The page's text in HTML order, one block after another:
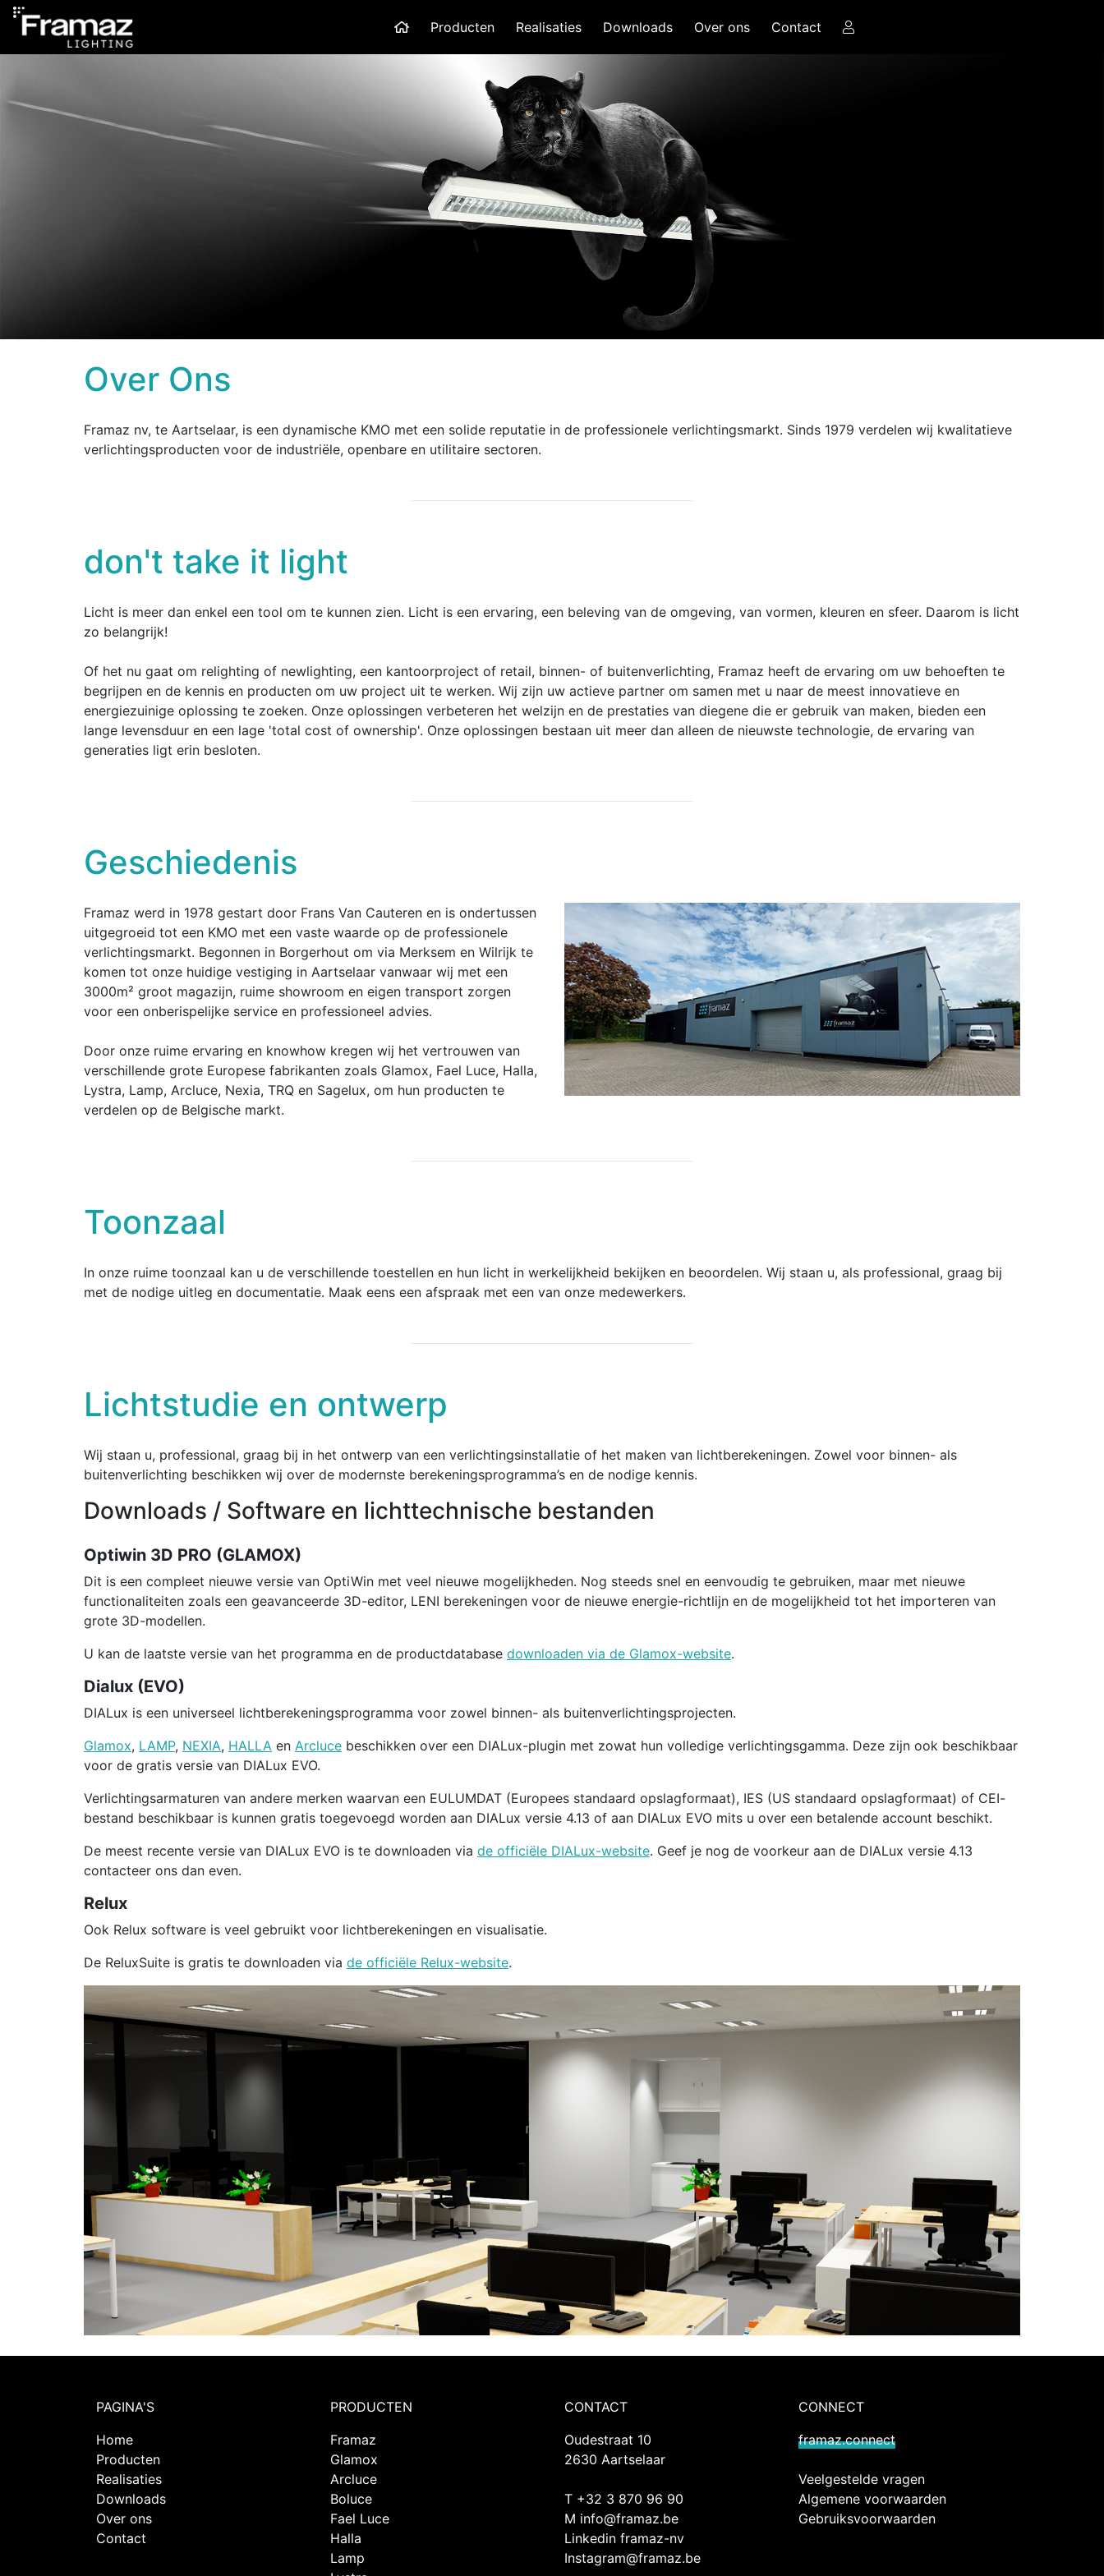
Producten Realisaties Downloads Over ons Contact
Over Ons
Framaz nv, te Aartselaar, is een dynamische KMO met een solide reputatie in de professionele verlichtingsmarkt. Sinds 1979 verdelen wij kwalitatieve
verlichtingsproducten voor de industriële, openbare en utilitaire sectoren.
don't take it light
Licht is meer dan enkel een tool om te kunnen zien. Licht is een ervaring, een beleving van de omgeving, van vormen, kleuren en sfeer. Daarom is licht
zo belangrijk!
Of het nu gaat om relighting of newlighting, een kantoorproject of retail, binnen- of buitenverlichting, Framaz heeft de ervaring om uw behoeften te
begrijpen en de kennis en producten om uw project uit te werken. Wij zijn uw actieve partner om samen met u naar de meest innovatieve en
energiezuinige oplossing te zoeken. Onze oplossingen verbeteren het welzijn en de prestaties van diegene die er gebruik van maken, bieden een
lange levensduur en een lage 'total cost of ownership'. Onze oplossingen bestaan uit meer dan alleen de nieuwste technologie, de ervaring van
generaties ligt erin besloten.
Geschiedenis
Framaz werd in 1978 gestart door Frans Van Cauteren en is ondertussen
uitgegroeid tot een KMO met een vaste waarde op de professionele
verlichtingsmarkt. Begonnen in Borgerhout om via Merksem en Wilrijk te
komen tot onze huidige vestiging in Aartselaar vanwaar wij met een
3000m² groot magazijn, ruime showroom en eigen transport zorgen
voor een onberispelijke service en professioneel advies.
Door onze ruime ervaring en knowhow kregen wij het vertrouwen van
verschillende grote Europese fabrikanten zoals Glamox, Fael Luce, Halla,
Lystra, Lamp, Arcluce, Nexia, TRQ en Sagelux, om hun producten te
verdelen op de Belgische markt.
Toonzaal
In onze ruime toonzaal kan u de verschillende toestellen en hun licht in werkelijkheid bekijken en beoordelen. Wij staan u, als professional, graag bij
met de nodige uitleg en documentatie. Maak eens een afspraak met een van onze medewerkers.
Lichtstudie en ontwerp
Wij staan u, professional, graag bij in het ontwerp van een verlichtingsinstallatie of het maken van lichtberekeningen. Zowel voor binnen- als
buitenverlichting beschikken wij over de modernste berekeningsprogramma’s en de nodige kennis.
Downloads / Software en lichttechnische bestanden
Optiwin 3D PRO (GLAMOX)
Dit is een compleet nieuwe versie van OptiWin met veel nieuwe mogelijkheden. Nog steeds snel en eenvoudig te gebruiken, maar met nieuwe
functionaliteiten zoals een geavanceerde 3D-editor, LENI berekeningen voor de nieuwe energie-richtlijn en de mogelijkheid tot het importeren van
grote 3D-modellen.
U kan de laatste versie van het programma en de productdatabase downloaden via de Glamox-website.
Dialux (EVO)
DIALux is een universeel lichtberekeningsprogramma voor zowel binnen- als buitenverlichtingsprojecten.
Glamox, LAMP, NEXIA, HALLA en Arcluce beschikken over een DIALux-plugin met zowat hun volledige verlichtingsgamma. Deze zijn ook beschikbaar
voor de gratis versie van DIALux EVO.
Verlichtingsarmaturen van andere merken waarvan een EULUMDAT (Europees standaard opslagformaat), IES (US standaard opslagformaat) of CEI-
bestand beschikbaar is kunnen gratis toegevoegd worden aan DIALux versie 4.13 of aan DIALux EVO mits u over een betalende account beschikt.
De meest recente versie van DIALux EVO is te downloaden via de officiële DIALux-website. Geef je nog de voorkeur aan de DIALux versie 4.13
contacteer ons dan even.
Relux
Ook Relux software is veel gebruikt voor lichtberekeningen en visualisatie.
De ReluxSuite is gratis te downloaden via de officiële Relux-website.
PAGINA'S
Home
Producten
Realisaties
Downloads
Over ons
Contact
PRODUCTEN
Framaz
Glamox
Arcluce
Boluce
Fael Luce
Halla
Lamp
CONTACT
Oudestraat 10
2630 Aartselaar
T +32 3 870 96 90
M info@framaz.be
Linkedin framaz-nv
Instagram@framaz.be
CONNECT
framaz.connect
Veelgestelde vragen
Algemene voorwaarden
Gebruiksvoorwaarden